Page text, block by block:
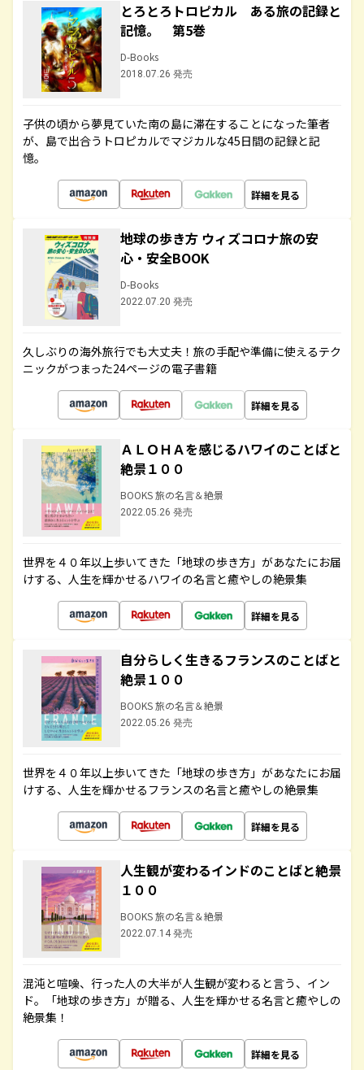
とろとろトロピカル ある旅の記録と
記憶。 第5巻
D-Books
2018.07.26 発売
子供の頃から夢見ていた南の島に滞在することになった筆者
が、島で出合うトロピカルでマジカルな45日間の記録と記
憶。
詳細を見る
地球の歩き方 ウィズコロナ旅の安
心・安全BOOK
D-Books
2022.07.20 発売
久しぶりの海外旅行でも大丈夫！旅の手配や準備に使えるテク
ニックがつまった24ページの電子書籍
詳細を見る
ＡＬＯＨＡを感じるハワイのことばと
絶景１００
BOOKS 旅の名言＆絶景
2022.05.26 発売
世界を４０年以上歩いてきた「地球の歩き方」があなたにお届
けする、人生を輝かせるハワイの名言と癒やしの絶景集
詳細を見る
自分らしく生きるフランスのことばと
絶景１００
BOOKS 旅の名言＆絶景
2022.05.26 発売
世界を４０年以上歩いてきた「地球の歩き方」があなたにお届
けする、人生を輝かせるフランスの名言と癒やしの絶景集
詳細を見る
人生観が変わるインドのことばと絶景
１００
BOOKS 旅の名言＆絶景
2022.07.14 発売
混沌と喧噪、行った人の大半が人生観が変わると言う、イン
ド。「地球の歩き方」が贈る、人生を輝かせる名言と癒やしの
絶景集！
詳細を見る